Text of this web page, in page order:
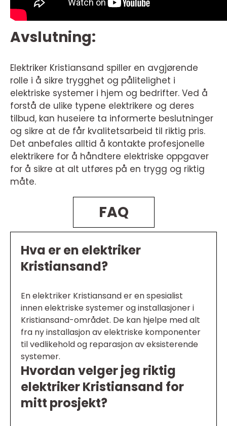
Avslutning:
Elektriker Kristiansand spiller en avgjørende
rolle i å sikre trygghet og pålitelighet i
elektriske systemer i hjem og bedrifter. Ved å
forstå de ulike typene elektrikere og deres
tilbud, kan huseiere ta informerte beslutninger
og sikre at de får kvalitetsarbeid til riktig pris.
Det anbefales alltid å kontakte profesjonelle
elektrikere for å håndtere elektriske oppgaver
for å sikre at alt utføres på en trygg og riktig
måte.
FAQ
Hva er en elektriker
Kristiansand?
En elektriker Kristiansand er en spesialist
innen elektriske systemer og installasjoner i
Kristiansand-området. De kan hjelpe med alt
fra ny installasjon av elektriske komponenter
til vedlikehold og reparasjon av eksisterende
systemer.
Hvordan velger jeg riktig
elektriker Kristiansand for
mitt prosjekt?